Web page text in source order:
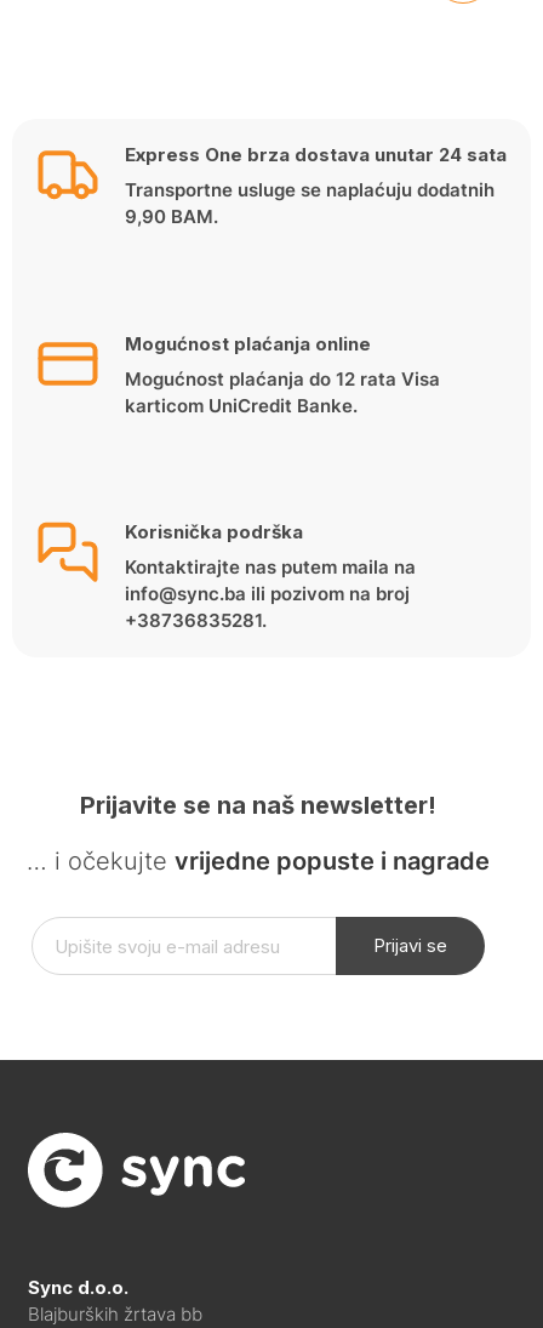
Express One brza dostava unutar 24 sata
Transportne usluge se naplaćuju dodatnih
9,90 BAM.
Mogućnost plaćanja online
Mogućnost plaćanja do 12 rata Visa
karticom UniCredit Banke.
Korisnička podrška
Kontaktirajte nas putem maila na
info@sync.ba ili pozivom na broj
+38736835281.
Prijavite se na naš newsletter!
… i očekujte vrijedne popuste i nagrade
Prijavi se
Sync d.o.o.
Blajburških žrtava bb